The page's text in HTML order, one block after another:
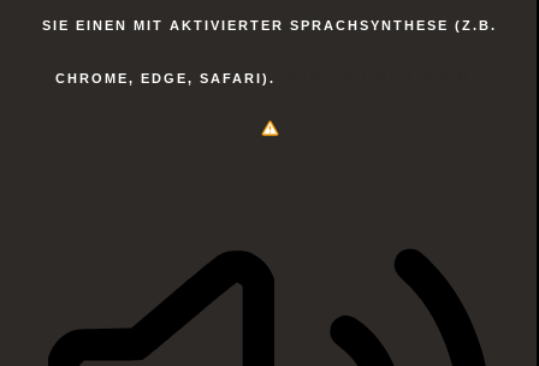
SIE EINEN MIT AKTIVIERTER SPRACHSYNTHESE (Z.B.
CHROME, EDGE, SAFARI).